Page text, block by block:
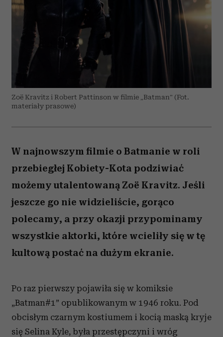
Zoë Kravitz i Robert Pattinson w filmie „Batman” (Fot.
materiały prasowe)
W najnowszym filmie o Batmanie w roli
przebiegłej Kobiety-Kota podziwiać
możemy utalentowaną Zoë Kravitz. Jeśli
jeszcze go nie widzieliście, gorąco
polecamy, a przy okazji przypominamy
wszystkie aktorki, które wcieliły się w tę
kultową postać na dużym ekranie.
Po raz pierwszy pojawiła się w komiksie
„Batman#1” opublikowanym w 1946 roku. Pod
obcisłym czarnym kostiumem i kocią maską kryje
się Selina Kyle, była przestępczyni i wróg